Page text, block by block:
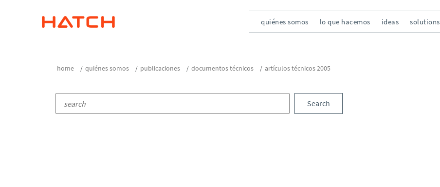
quiénes somos lo que hacemos ideas solutions
home quiénes somos publicaciones documentos técnicos artículos técnicos 2005
Search